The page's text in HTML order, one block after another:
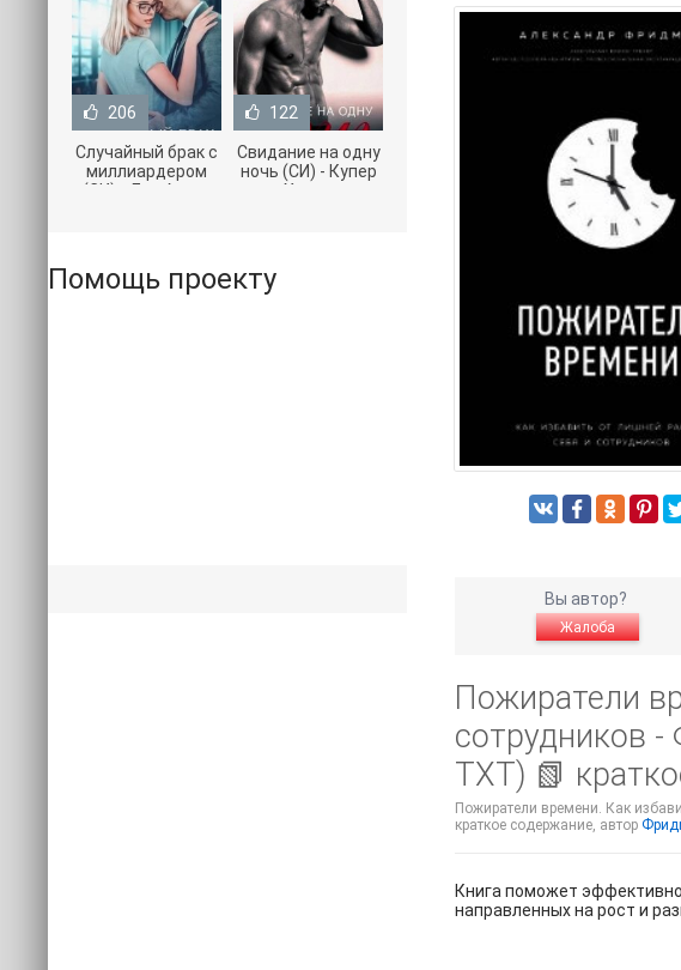
Вы автор?
Жалоба
Пожиратели
сотрудников
TXT) 📗
Пожиратели времени. Как
краткое содержание, автор
Книга поможет
направленных на рост и
206
Случайный брак с
миллиардером
(СИ) - Лав Агата
122
Свидание на одну
ночь (СИ) - Купер
Хелен
Помощь проекту